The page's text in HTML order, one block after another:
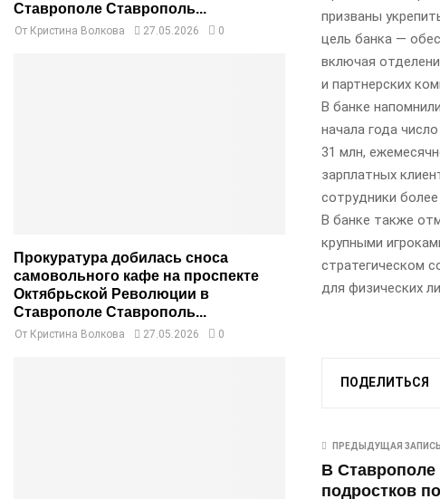
призваны
цель банка —
включая
и партнерских
В банке
начала года
31 млн,
зарплатных
сотрудники
В банке также
крупными
стратегическом
для физических
ПОДЕЛИТЬСЯ
ПРЕДЫДУЩАЯ ЗАПИСЬ
В Ставрополе
подростков
Ставрополе Ставрополь...
От Кристина Волкова 27.05.2026 0
Прокуратура добилась сноса
самовольного кафе на проспекте
Октябрьской Революции в
Ставрополе Ставрополь...
От Кристина Волкова 27.05.2026 0